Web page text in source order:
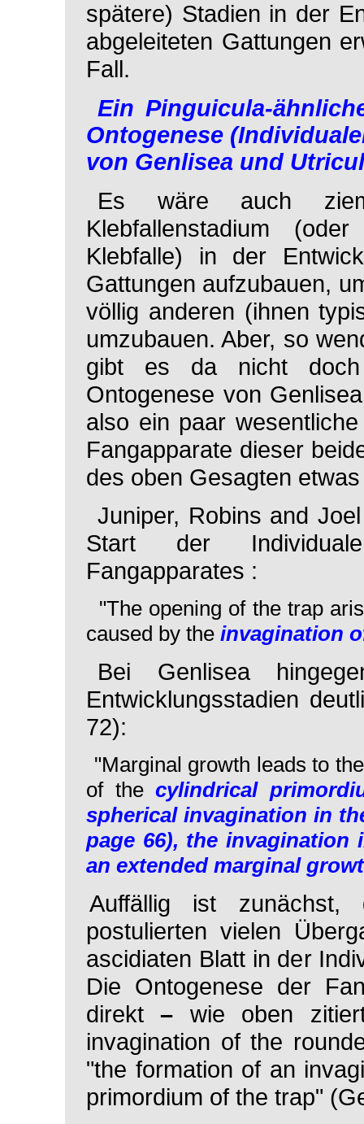
spätere) Stadien in der
abgeleiteten Gattungen
Fall.
Ein Pinguicula-
Ontogenese
von Genlisea und
Es wäre auch
Klebfallenstadium
Klebfalle) in der
Gattungen aufzubauen,
völlig anderen (ihnen
umzubauen. Aber, so
gibt es da nicht doch
Ontogenese von Genlisea
also ein paar
Fangapparate dieser
des oben Gesagten
Juniper, Robins and
Start der
Fangapparates :
"The opening of the trap
caused by the invagination
Bei Genlisea
Entwicklungsstadien
72):
"Marginal growth leads to
of thecylindrical
spherical invagination in
page 66), the invagination
an extended marginal
Auffällig ist
postulierten vielen
ascidiaten Blatt in der
Die Ontogenese der
direkt– wie oben
invagination of the
"the formation of an
primordium of the trap" (